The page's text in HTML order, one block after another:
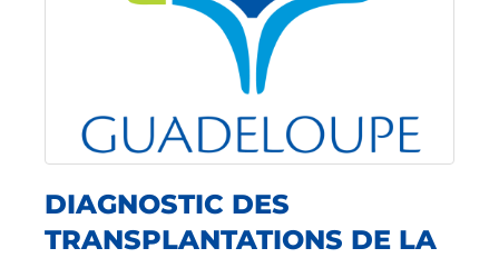
DIAGNOSTIC DES
TRANSPLANTATIONS DE LA